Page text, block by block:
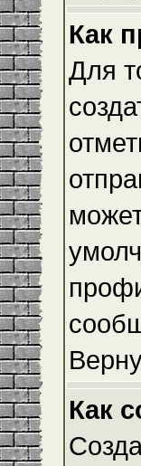
Как
Для
Как